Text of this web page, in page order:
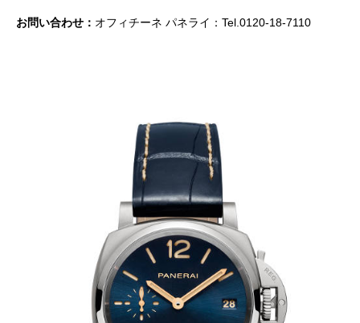
お問い合わせ： オフィチーネ パネライ：Tel.0120-18-7110